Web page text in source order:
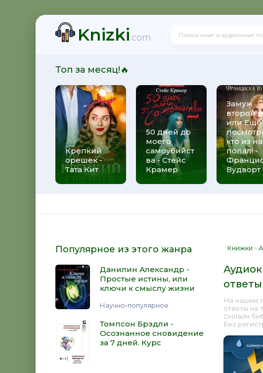
Knizki.com
Топ за месяц!🔥
Крепкий
орешек -
Тата Кит
50 дней до
моего
самоубийст
ва - Стейс
Крамер
Замуж
второй
или Ещё
кто из
попал! -
Вудворт
Популярное из этого жанра
Данилин Александр -
Простые истины, или
ключи к смыслу жизни
Научно-популярное
Томпсон Брэдли -
Осознанное сновидение
за 7 дней. Курс
Книжки »
На нашем
ответы на
Онлайн
без
истины, или ключи к смыслу жизни
сновидение за 7 дней. Курс
квантовой физики